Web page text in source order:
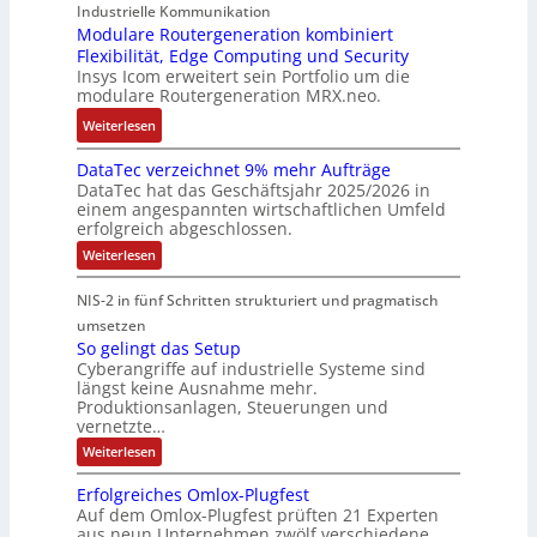
n
g
e
n
o
t
e
n
u
n
d
S
t
ö
r
a
n
ä
l
l
i
g
k
e
i
a
n
d
e
r
M
a
s
c
h
i
n
e
m
2
0
2
6
E
u
r
o
p
a
E
t
h
r
c
a
t
n
e
F
e
h
l
e
r
s
t
r
a
t
g
i
e
ü
r
D
I
r
m
-
b
a
s
i
e
r
t
e
I
n
d
s
t
r
i
e
c
o
m
p
Industrielle Kommunikation
Modulare Routergeneration kombiniert
Flexibilität, Edge Computing und Security
Insys Icom erweitert sein Portfolio um die
modulare Routergeneration MRX.neo.
Weiterlesen:
M
o
d
u
l
a
r
e
o
u
t
e
r
g
e
n
DataTec verzeichnet 9% mehr Aufträge
DataTec hat das Geschäftsjahr 2025/2026 in
einem angespannten wirtschaftlichen Umfeld
erfolgreich abgeschlossen.
Weiterlesen:
D
t
e
c
v
e
z
e
i
c
h
n
NIS-2 in fünf Schritten strukturiert und pragmatisch
umsetzen
So gelingt das Setup
Cyberangriffe auf industrielle Systeme sind
längst keine Ausnahme mehr.
Produktionsanlagen, Steuerungen und
vernetzte…
Weiterlesen:
S
o
g
e
Erfolgreiches Omlox-Plugfest
Auf dem Omlox-Plugfest prüften 21 Experten